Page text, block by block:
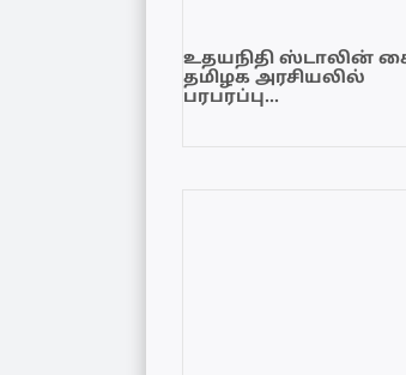
உதயநிதி ஸ்டாலின்
தமிழக அரசியலில்
பரபரப்பு…